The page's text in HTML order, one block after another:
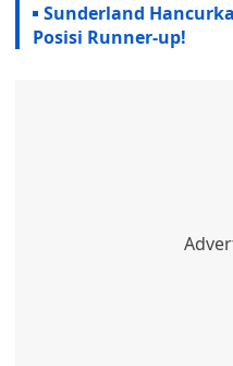
Sunderland
Posisi Runner-up!